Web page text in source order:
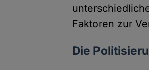
Faktoren zur
Die